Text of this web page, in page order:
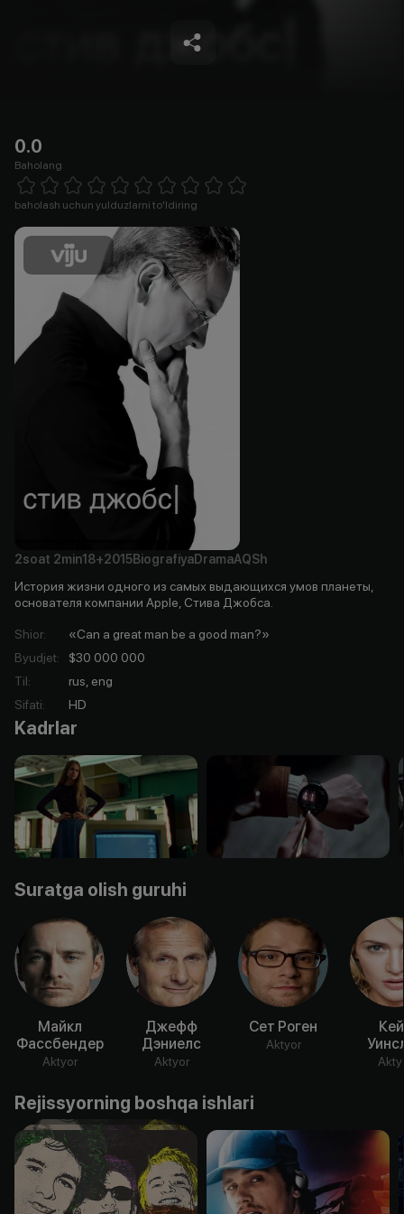
0.0
Baholang
1 Star 2 Stars 3 Stars 4 Stars5 Stars 6 Stars7 Stars8 Stars
baholash uchun yulduzlarni to'ldiring
2soat 2min18+2015BiografiyaDramaAQSh
История жизни одного из самых выдающихся умов планеты,
основателя компании Apple, Стива Джобса.
Shior:
«Can a great man be a good man?»
Byudjet:
$30 000 000
Til:
rus, eng
Sifati: HD
Kadrlar
Suratga olish guruhi
Майкл
Фассбендер
Aktyor
Джефф
Дэниелс
Aktyor
Сет Роген
Aktyor
Rejissyorning boshqa ishlari